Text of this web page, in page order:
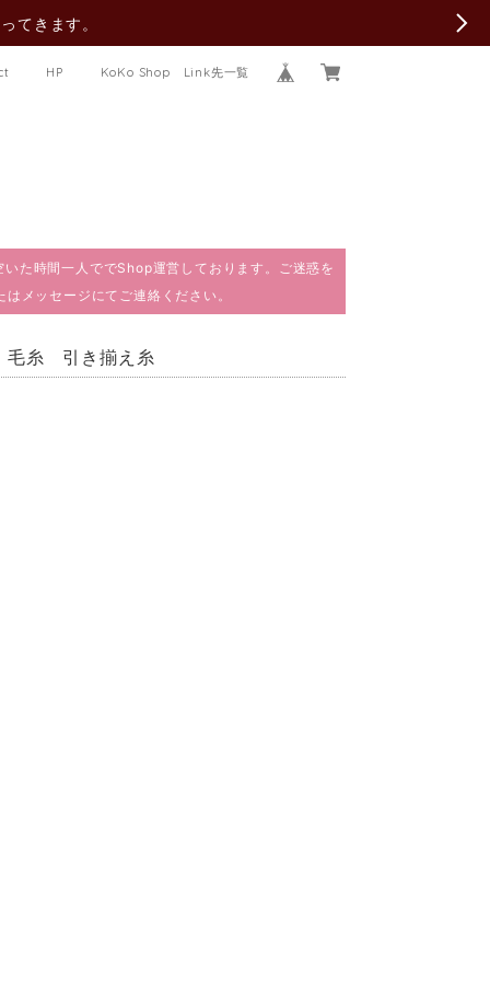
てきます。
HP KoKo Shop Link先一覧
時間一人ででShop運営しております。ご迷惑を
メッセージにてご連絡ください。
糸 引き揃え糸